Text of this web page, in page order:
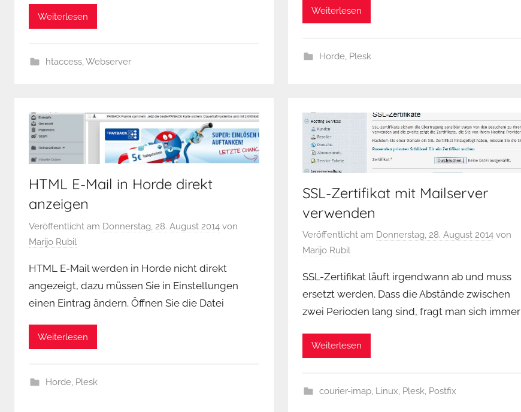
Weiterlesen
htaccess,Webserver
Weiterlesen
Horde, Plesk
HTML E-Mail in Horde direkt
anzeigen
Veröffentlicht am Donnerstag, 28. August 2014 von
Marijo Rubil
HTML E-Mail werden in Horde nicht direkt
angezeigt, dazu müssen Sie in Einstellungen
einen Eintrag ändern. Öffnen Sie die Datei
Weiterlesen
Horde, Plesk
SSL-Zertifikat mit Mailserver
verwenden
Veröffentlicht am Donnerstag, 28. August 2014 von
Marijo Rubil
SSL-Zertifikat läuft irgendwann ab und muss
ersetzt werden. Dass die Abstände zwischen
zwei Perioden lang sind, fragt man sich immer
Weiterlesen
courier-imap, Linux Plesk, Postfix